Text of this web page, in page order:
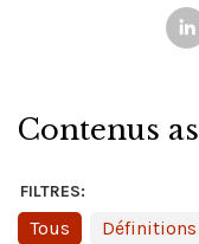
Contenus
FILTRES:
Tous Définitions